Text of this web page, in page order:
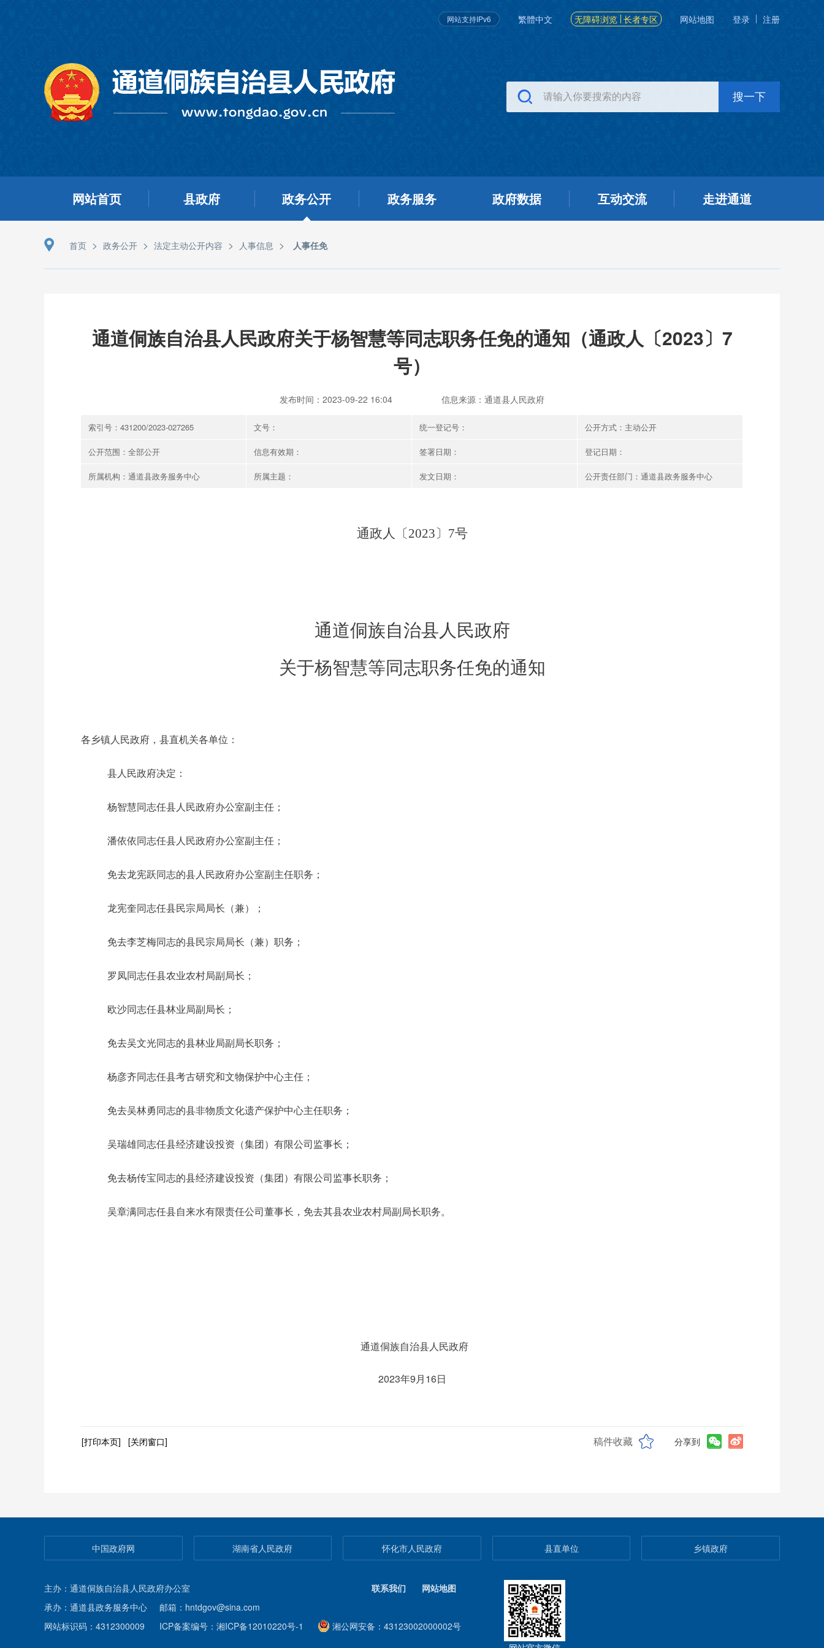
网站支持IPv6 繁體中文 无障碍浏览 长者专区 网站地图 登录 注册
网站首页 县政府 政务公开 政务服务 政府数据 互动交流 走进通道
首页 > 政务公开 > 法定主动公开内容 > 人事信息 > 人事任免
通道侗族自治县人民政府关于杨智慧等同志职务任免的通知（通政人〔2023〕7
号）
发布时间：2023-09-22 16:04 信息来源：通道县人民政府
索引号：431200/2023-027265 文号： 统一登记号： 公开方式：主动公开
公开范围：全部公开 信息有效期： 签署日期： 登记日期：
所属机构：通道县政务服务中心 所属主题： 发文日期： 公开责任部门：通道县政务服务中心
通政人〔2023〕 7号
通道侗族自治县人民政府
关于杨智慧等同志职务任免的通知
各乡镇人民政府，县直机关各单位：
县人民政府决定：
杨智慧同志任县人民政府办公室副主任；
潘依依同志任县人民政府办公室副主任；
免去龙宪跃同志的县人民政府办公室副主任职务；
龙宪奎同志任县民宗局局长（兼）；
免去李芝梅同志的县民宗局局长（兼）职务；
罗凤同志任县农业农村局副局长；
欧沙同志任县林业局副局长；
免去吴文光同志的县林业局副局长职务；
杨彦齐同志任县考古研究和文物保护中心主任；
免去吴林勇同志的县非物质文化遗产保护中心主任职务；
吴瑞雄同志任县经济建设投资（集团）有限公司监事长；
免去杨传宝同志的县经济建设投资（集团）有限公司监事长职务；
吴章满同志任县自来水有限责任公司董事长，免去其县农业农村局副局长职务。
通道侗族自治县人民政府
2023年9月16日
[打印本页] [关闭窗口] 稿件收藏 分享到
中国政府网 湖南省人民政府 怀化市人民政府 县直单位 乡镇政府
主办：通道侗族自治县人民政府办公室
承办：通道县政务服务中心
邮箱：hntdgov@sina.com
网站标识码：4312300009
ICP备案编号：湘ICP备12010220号-1 湘公网安备：43123002000002号
联系我们 网站地图